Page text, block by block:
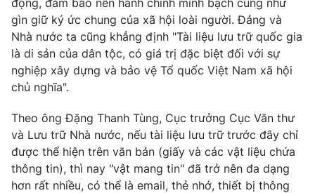
Chất lượng cuộc sống
Học trực tuyến
Hitech Công nghệ tương lai
Sản phẩm
Thị trường
Tư vấn
Giao lưu trực tuyến
Lịch phát sóng
Chuyên mục khác
Emagazine Podcast
động, đảm bảo nền hành chính minh bạch cũng như
gìn giữ ký ức chung của xã hội loài người. Đảng và
Nhà nước ta cũng khẳng định "Tài liệu lưu trữ quốc gia
là di sản của dân tộc, có giá trị đặc biệt đối với sự
nghiệp xây dựng và bảo vệ Tổ quốc Việt Nam xã hội
chủ nghĩa".
Theo ông Đặng Thanh Tùng, Cục trưởng Cục Văn thư
và Lưu trữ Nhà nước, nếu tài liệu lưu trữ trước đây chỉ
được thể hiện trên văn bản (giấy và các vật liệu chứa
thông tin), thì nay "vật mang tin" đã trở nên đa dạng
hơn rất nhiều, có thể là email, thẻ nhớ, thiết bị thông